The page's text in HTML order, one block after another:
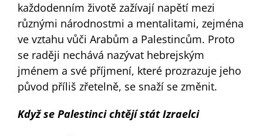
každodenním životě zažívají napětí mezi
různými národnostmi a mentalitami, zejména
ve vztahu vůči Arabům a Palestincům. Proto
se raději nechává nazývat hebrejským
jménem a své příjmení, které prozrazuje jeho
původ příliš zřetelně, se snaží se změnit.
Když se Palestinci chtějí stát Izraelci